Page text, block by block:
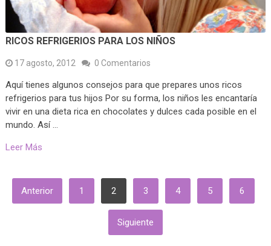
RICOS REFRIGERIOS PARA LOS NIÑOS
17 agosto, 2012 0 Comentarios
Aquí tienes algunos consejos para que prepares unos ricos
refrigerios para tus hijos Por su forma, los niños les encantaría
vivir en una dieta rica en chocolates y dulces cada posible en el
mundo. Así …
Leer Más
PAGINACIÓN
DE
Anterior 1 2 3 4 5 6
Siguiente